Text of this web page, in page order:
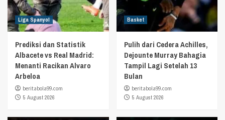
Liga Spanyol
Prediksi dan Statistik
Albacete vs Real Madrid:
Menanti Racikan Alvaro
Arbeloa
beritabola99.com
5 August 2026
Basket
Pulih dari Cedera Achilles,
Dejounte Murray Bahagia
Tampil Lagi Setelah 13
Bulan
beritabola99.com
5 August 2026